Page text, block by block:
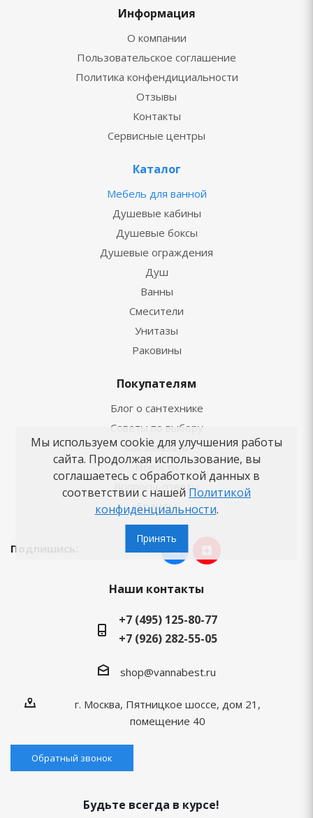
Информация
О компании
Пользовательское соглашение
Политика конфендициальности
Отзывы
Контакты
Сервисные центры
Каталог
Мебель для ванной
Душевые кабины
Душевые боксы
Душевые ограждения
Душ
Ванны
Смесители
Унитазы
Раковины
Покупателям
Блог о сантехнике
Советы по выбору
Как заказать
Новости
Вопросы-ответы
Бренды
Подпишись:
Наши контакты
+7 (495) 125-80-77
+7 (926) 282-55-05
shop@vannabest.ru
г. Москва, Пятницкое шоссе, дом 21,
помещение 40
Обратный звонок
Будьте всегда в курсе!
Мы используем cookie для улучшения работы
сайта. Продолжая использование, вы
соглашаетесь с обработкой данных в
соответствии с нашей Политикой
конфиденциальности.
Принять